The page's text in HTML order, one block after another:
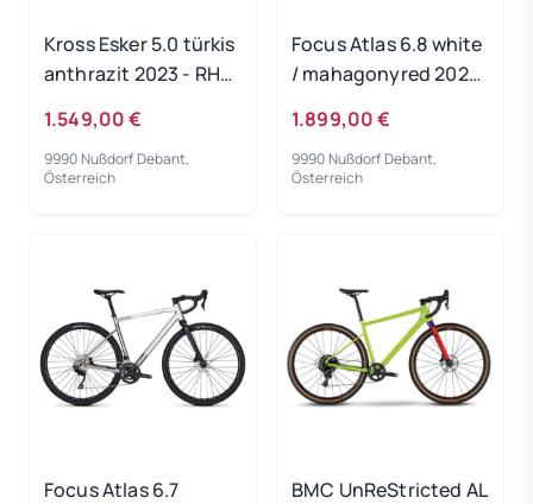
Kross Esker 5.0 türkis
anthrazit 2023 - RH-
1.549,00 €
9990 Nußdorf Debant,
Österreich
Focus Atlas 6.8 white
/ mahagonyred 2024
1.899,00 €
9990 Nußdorf Debant,
Österreich
Focus Atlas 6.7
BMC UnReStricted AL